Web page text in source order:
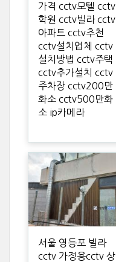
가격 cctv모텔 cctv
학원 cctv빌라 cctv
아파트 cctv추천
cctv설치업체 cctv
설치방법 cctv주택
cctv추가설치 cctv
주차장 cctv200만
화소 cctv500만화
소 ip카메라
서울 영등포 빌라
cctv 가정용cctv 상